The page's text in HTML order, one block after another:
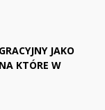
JAKO
KTÓRE W